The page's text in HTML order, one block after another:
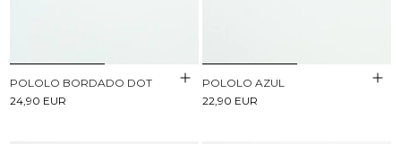
POLOLO BORDADO DOT
24,90 EUR
POLOLO AZUL
22,90 EUR